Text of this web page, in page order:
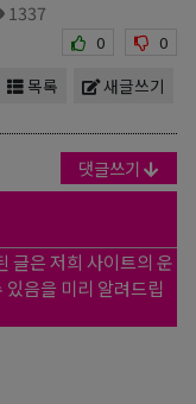
1337
0 0
새글쓰기
목록
댓글쓰기
글은 저희 사이트의 운
음을 미리 알려드립